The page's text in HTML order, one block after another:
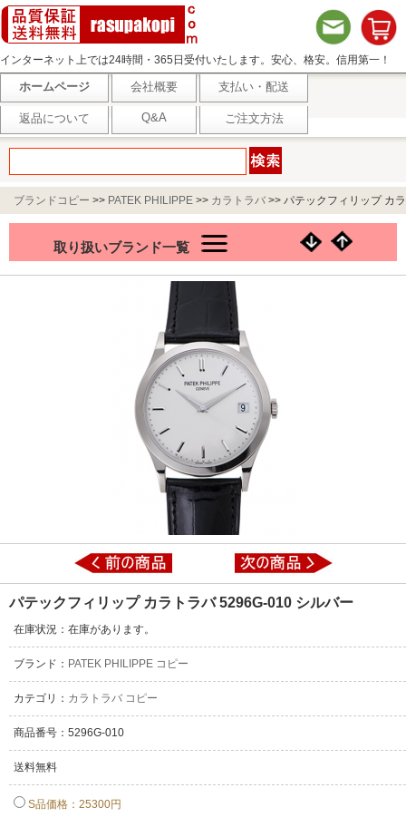
インターネット上では24時間・365日受付いたします。安心、格安。信用第一！
ホームページ 会社概要 支払い・配送
返品について Q&A ご注文方法
ブランドコピー >> PATEK PHILIPPE >> カラトラバ >> パテックフィリップ カラ
取り扱いブランド一覧
パテックフィリップ カラトラバ 5296G-010 シルバー
在庫状況：在庫があります。
ブランド： PATEK PHILIPPE コピー
カテゴリ： カラトラバ コピー
商品番号：5296G-010
送料無料
S品価格：25300円